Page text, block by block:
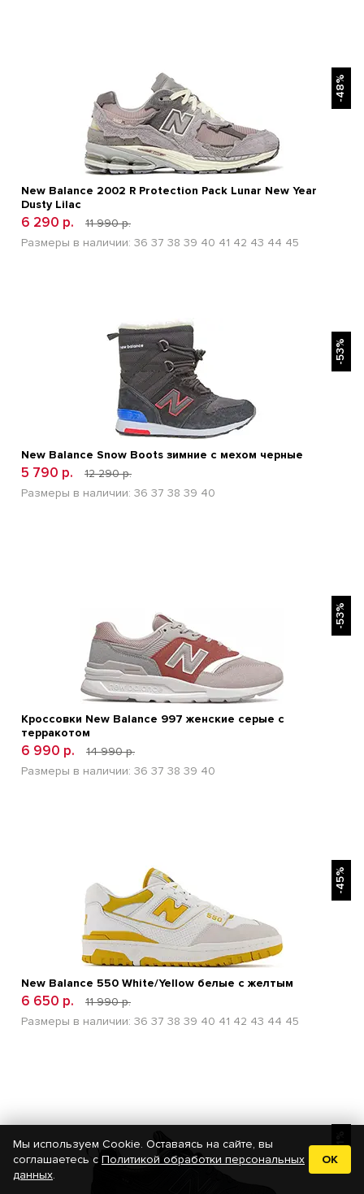
-48%
New Balance 2002 R Protection Pack Lunar New Year
Dusty Lilac
6 290 р.
11 990 р.
Размеры в наличии: 36 37 38 39 40 41 42 43 44 45
БЫСТРЫЙ ПРОСМОТР
-53%
New Balance Snow Boots зимние с мехом черные
5 790 р.
12 290 р.
Размеры в наличии: 36 37 38 39 40
-53%
Кроссовки New Balance 997 женские серые с
терракотом
6 990 р.
14 990 р.
Размеры в наличии: 36 37 38 39 40
-45%
New Balance 550 White/Yellow белые с желтым
6 650 р.
11 990 р.
Размеры в наличии: 36 37 38 39 40 41 42 43 44 45
-51%
Мы используем Cookie. Оставаясь на сайте, вы
соглашаетесь с Политикой обработки персональных
данных.
OK